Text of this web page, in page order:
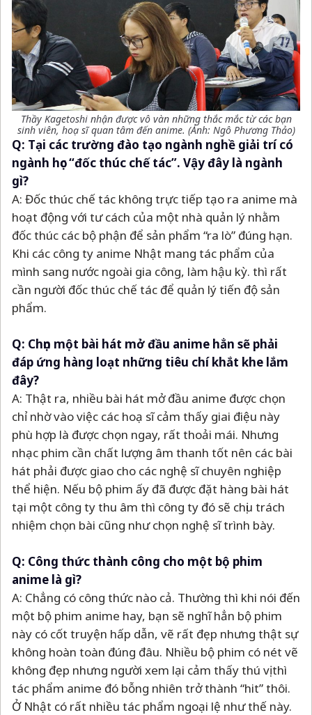
Thầy Kagetoshi nhận được vô vàn những thắc mắc từ các bạn
sinh viên, hoạ sĩ quan tâm đến anime. (Ảnh: Ngô Phương Thảo)
Q: Tại các trường đào tạo ngành nghề giải trí có
ngành học “đốc thúc chế tác”. Vậy đây là ngành
gì?
A: Đốc thúc chế tác không trực tiếp tạo ra anime mà
hoạt động với tư cách của một nhà quản lý nhằm
đốc thúc các bộ phận để sản phẩm “ra lò” đúng hạn.
Khi các công ty anime Nhật mang tác phẩm của
mình sang nước ngoài gia công, làm hậu kỳ. thì rất
cần người đốc thúc chế tác để quản lý tiến độ sản
phẩm.
Q: Chọn một bài hát mở đầu anime hẳn sẽ phải
đáp ứng hàng loạt những tiêu chí khắt khe lắm
đây?
A: Thật ra, nhiều bài hát mở đầu anime được chọn
chỉ nhờ vào việc các hoạ sĩ cảm thấy giai điệu này
phù hợp là được chọn ngay, rất thoải mái. Nhưng
nhạc phim cần chất lượng âm thanh tốt nên các bài
hát phải được giao cho các nghệ sĩ chuyên nghiệp
thể hiện. Nếu bộ phim ấy đã được đặt hàng bài hát
tại một công ty thu âm thì công ty đó sẽ chịu trách
nhiệm chọn bài cũng như chọn nghệ sĩ trình bày.
Q: Công thức thành công cho một bộ phim
anime là gì?
A: Chẳng có công thức nào cả. Thường thì khi nói đến
một bộ phim anime hay, bạn sẽ nghĩ hẳn bộ phim
này có cốt truyện hấp dẫn, vẽ rất đẹp nhưng thật sự
không hoàn toàn đúng đâu. Nhiều bộ phim có nét vẽ
không đẹp nhưng người xem lại cảm thấy thú vị thì
tác phẩm anime đó bỗng nhiên trở thành “hit” thôi.
Ở Nhật có rất nhiều tác phẩm ngoại lệ như thế này.